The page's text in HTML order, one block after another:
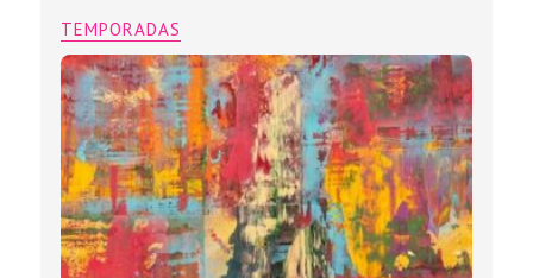
TEMPORADAS